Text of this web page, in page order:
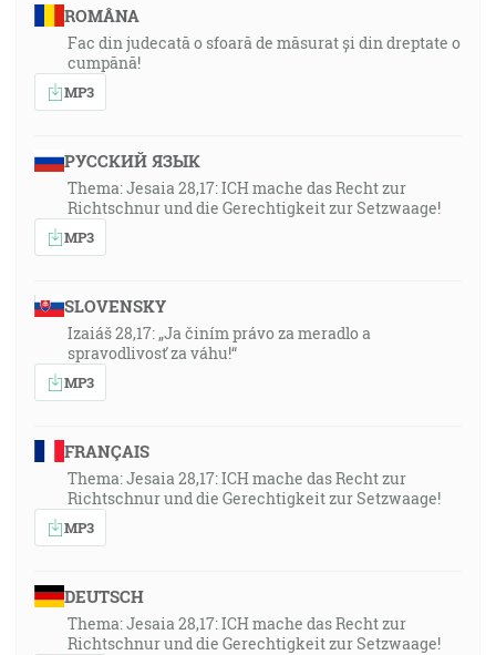
ROMÂNA
Fac din judecată o sfoară de măsurat și din dreptate o
cumpănă!
MP3
РУССКИЙ ЯЗЫК
Thema: Jesaia 28,17: ICH mache das Recht zur
Richtschnur und die Gerechtigkeit zur Setzwaage!
MP3
SLOVENSKY
Izaiáš 28,17: „Ja činím právo za meradlo a
spravodlivosť za váhu!“
MP3
FRANÇAIS
Thema: Jesaia 28,17: ICH mache das Recht zur
Richtschnur und die Gerechtigkeit zur Setzwaage!
MP3
DEUTSCH
Thema: Jesaia 28,17: ICH mache das Recht zur
Richtschnur und die Gerechtigkeit zur Setzwaage!